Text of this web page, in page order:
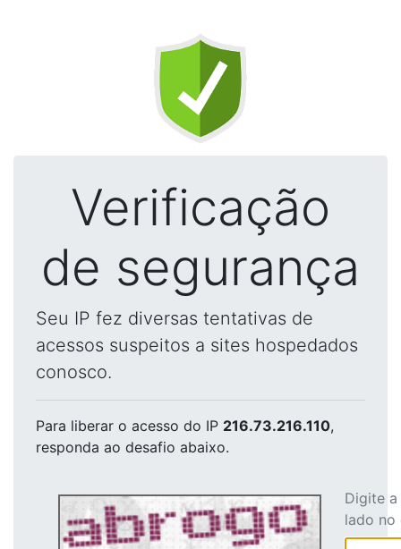
Verificação
de segurança
Seu IP fez diversas tentativas de
acessos suspeitos a sites hospedados
conosco.
Para liberar o acesso do IP 216.73.216.110,
responda ao desafio abaixo.
Digite
lado no